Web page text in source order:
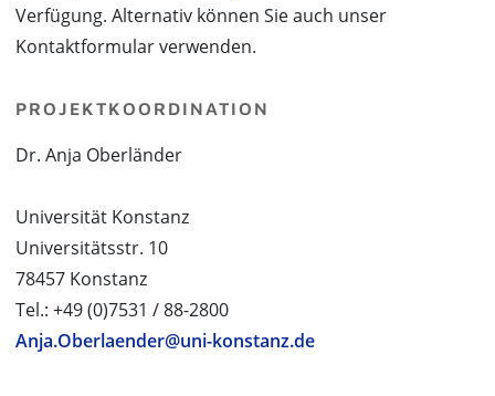
Verfügung. Alternativ können Sie auch unser
Kontaktformular verwenden.
PROJEKTKOORDINATION
Dr. Anja Oberländer
Universität Konstanz
Universitätsstr. 10
78457 Konstanz
Tel.: +49 (0)7531 / 88-2800
Anja.Oberlaender@uni-konstanz.de